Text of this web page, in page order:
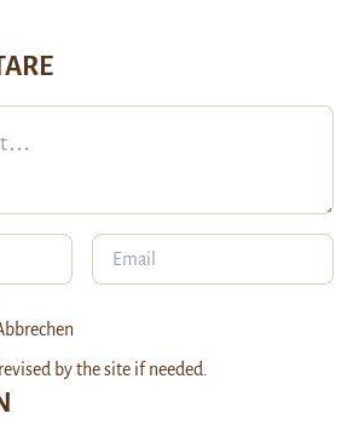
by the site if needed.